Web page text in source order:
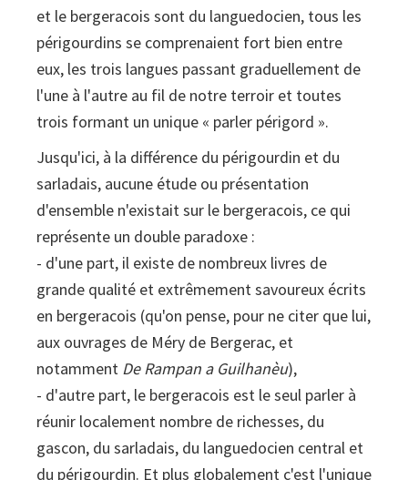
et le bergeracois sont du languedocien, tous les
périgourdins se comprenaient fort bien entre
eux, les trois langues passant graduellement de
l'une à l'autre au fil de notre terroir et toutes
trois formant un unique « parler périgord ».
Jusqu'ici, à la différence du périgourdin et du
sarladais, aucune étude ou présentation
d'ensemble n'existait sur le bergeracois, ce qui
représente un double paradoxe :
- d'une part, il existe de nombreux livres de
grande qualité et extrêmement savoureux écrits
en bergeracois (qu'on pense, pour ne citer que lui,
aux ouvrages de Méry de Bergerac, et
notamment De Rampan a Guilhanèu),
- d'autre part, le bergeracois est le seul parler à
réunir localement nombre de richesses, du
gascon, du sarladais, du languedocien central et
du périgourdin. Et plus globalement c'est l'unique